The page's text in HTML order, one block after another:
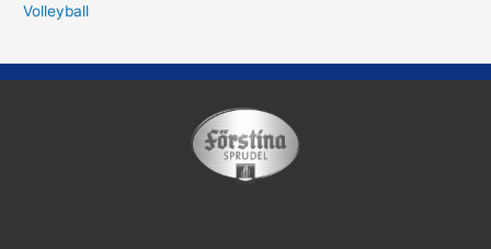
Volleyball